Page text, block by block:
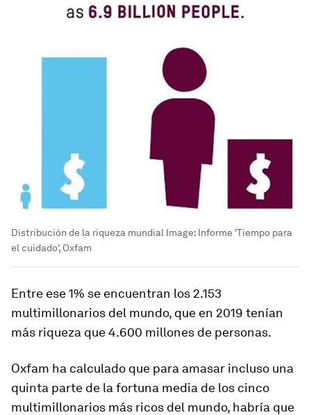
Distribución de la riqueza mundial Image: Informe 'Tiempo para
el cuidado', Oxfam
Entre ese 1% se encuentran los 2.153
multimillonarios del mundo, que en 2019 tenían
más riqueza que 4.600 millones de personas.
Oxfam ha calculado que para amasar incluso una
quinta parte de la fortuna media de los cinco
multimillonarios más ricos del mundo, habría que